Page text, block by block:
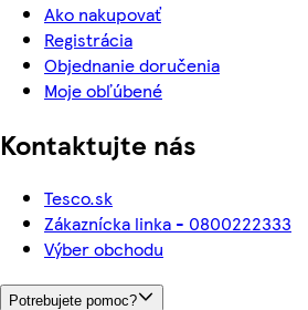
Ako nakupovať
Registrácia
Objednanie doručenia
Moje obľúbené
Kontaktujte nás
Tesco.sk
Zákaznícka linka - 0800222333
Výber obchodu
Potrebujete pomoc?